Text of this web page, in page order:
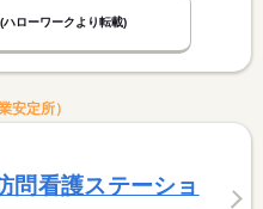
(ハローワークより転載)
安定所）
問看護ステーショ